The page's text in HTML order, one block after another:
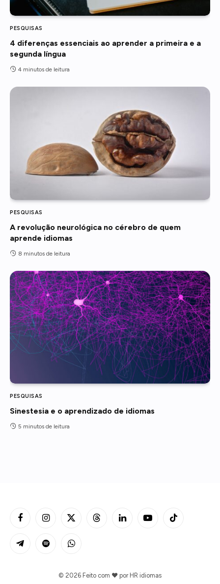
PESQUISAS
4 diferenças essenciais ao aprender a primeira e a
segunda língua
4 minutos de leitura
PESQUISAS
A revolução neurológica no cérebro de quem
aprende idiomas
8 minutos de leitura
PESQUISAS
Sinestesia e o aprendizado de idiomas
5 minutos de leitura
FacebookInstagramX
Threads LinkedIn YouTubeTikTok
TelegramSpotify WhatsApp
© 2026 Feito com ❤️ por HR idiomas